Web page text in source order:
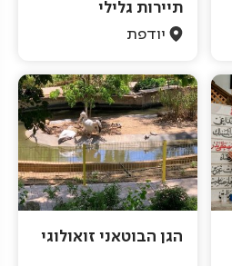
תיירות גלילי
יודפת
הגן הבוטאני זואולוגי